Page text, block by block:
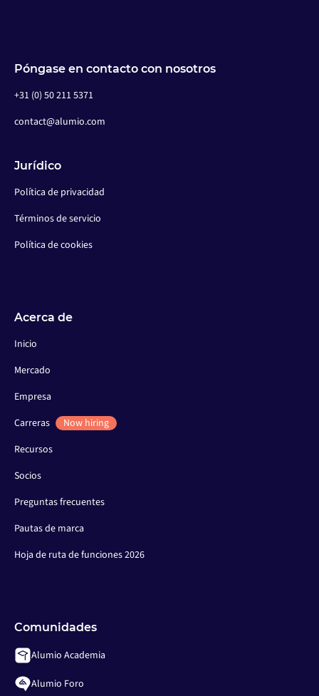
Póngase en contacto con nosotros
+31 (0) 50 211 5371
contact@alumio.com
Jurídico
Política de privacidad
Términos de servicio
Política de cookies
Acerca de
Inicio
Mercado
Empresa
Carreras
Now hiring
Recursos
Socios
Preguntas frecuentes
Pautas de marca
Hoja de ruta de funciones 2026
Comunidades
Alumio Academia
Alumio Foro